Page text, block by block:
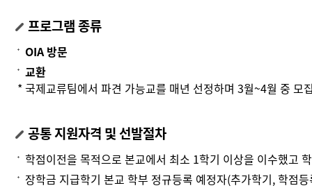
프로그램 종류
OIA 방문
교환
* 국제교류팀에서 파견 가능교를 매년 선정하며 3월~4월 중 모
공통 지원자격 및 선발절차
학점이전을 목적으로 본교에서 최소 1학기 이상을 이수했고
장학금 지급학기 본교 학부 정규등록 예정자(추가학기, 학점